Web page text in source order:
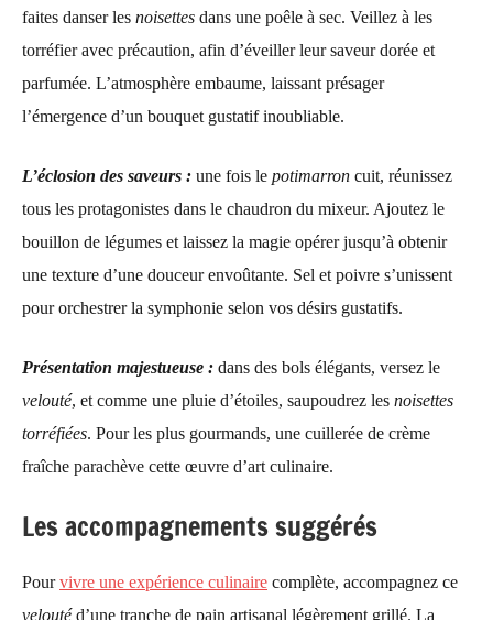
faites danser les noisettes dans une poêle à sec. Veillez à les
torréfier avec précaution, afin d’éveillerleur saveur dorée et
parfumée. L’atmosphère embaume, laissant présager
l’émergence d’un bouquet gustatif inoubliable.
L’éclosion des saveurs : une fois le potimarron cuit, réunissez
tous les protagonistes dans le chaudron du mixeur. Ajoutez le
bouillon de légumes et laissez la magie opérer jusqu’à obtenir
une texture d’une douceur envoûtante. Sel et poivre s’unissent
pour orchestrer la symphonie selon vos désirs gustatifs.
Présentation majestueuse : dans des bols élégants, versez le
velouté, et comme une pluie d’étoiles, saupoudrez les noisettes
torréfiées. Pour les plus gourmands, une cuillerée de crème
fraîche parachève cette œuvre d’art culinaire.
Les accompagnements suggérés
Pourvivre une expérience culinaire complète, accompagnez ce
veloutéd’une tranche de pain artisanal légèrement grillé. La